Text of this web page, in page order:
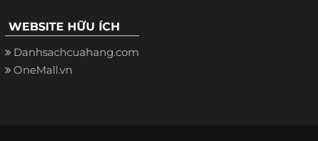
WEBSITE HỮU ÍCH
Danhsachcuahang.com
OneMall.vn